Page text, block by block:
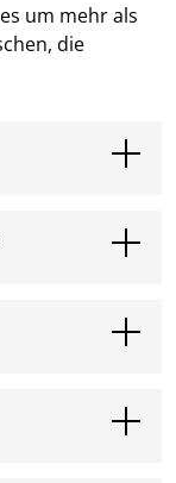
um mehr als
die